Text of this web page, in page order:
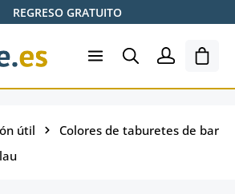
REGRESO GRATUITO
El
útil
Colores de taburetes de bar